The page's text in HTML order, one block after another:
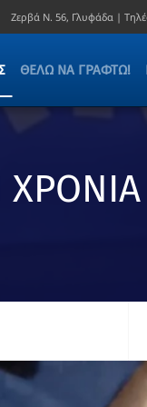
Ζερβά Ν. 56, Γλυφάδα |
ΘΈΛΩ ΝΑ ΓΡΑΦΤΏ!